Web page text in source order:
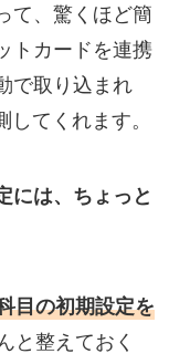
て、驚くほど簡
トカードを連携
で取り込まれ
てくれます。
には、ちょっと
目の初期設定を
と整えておく